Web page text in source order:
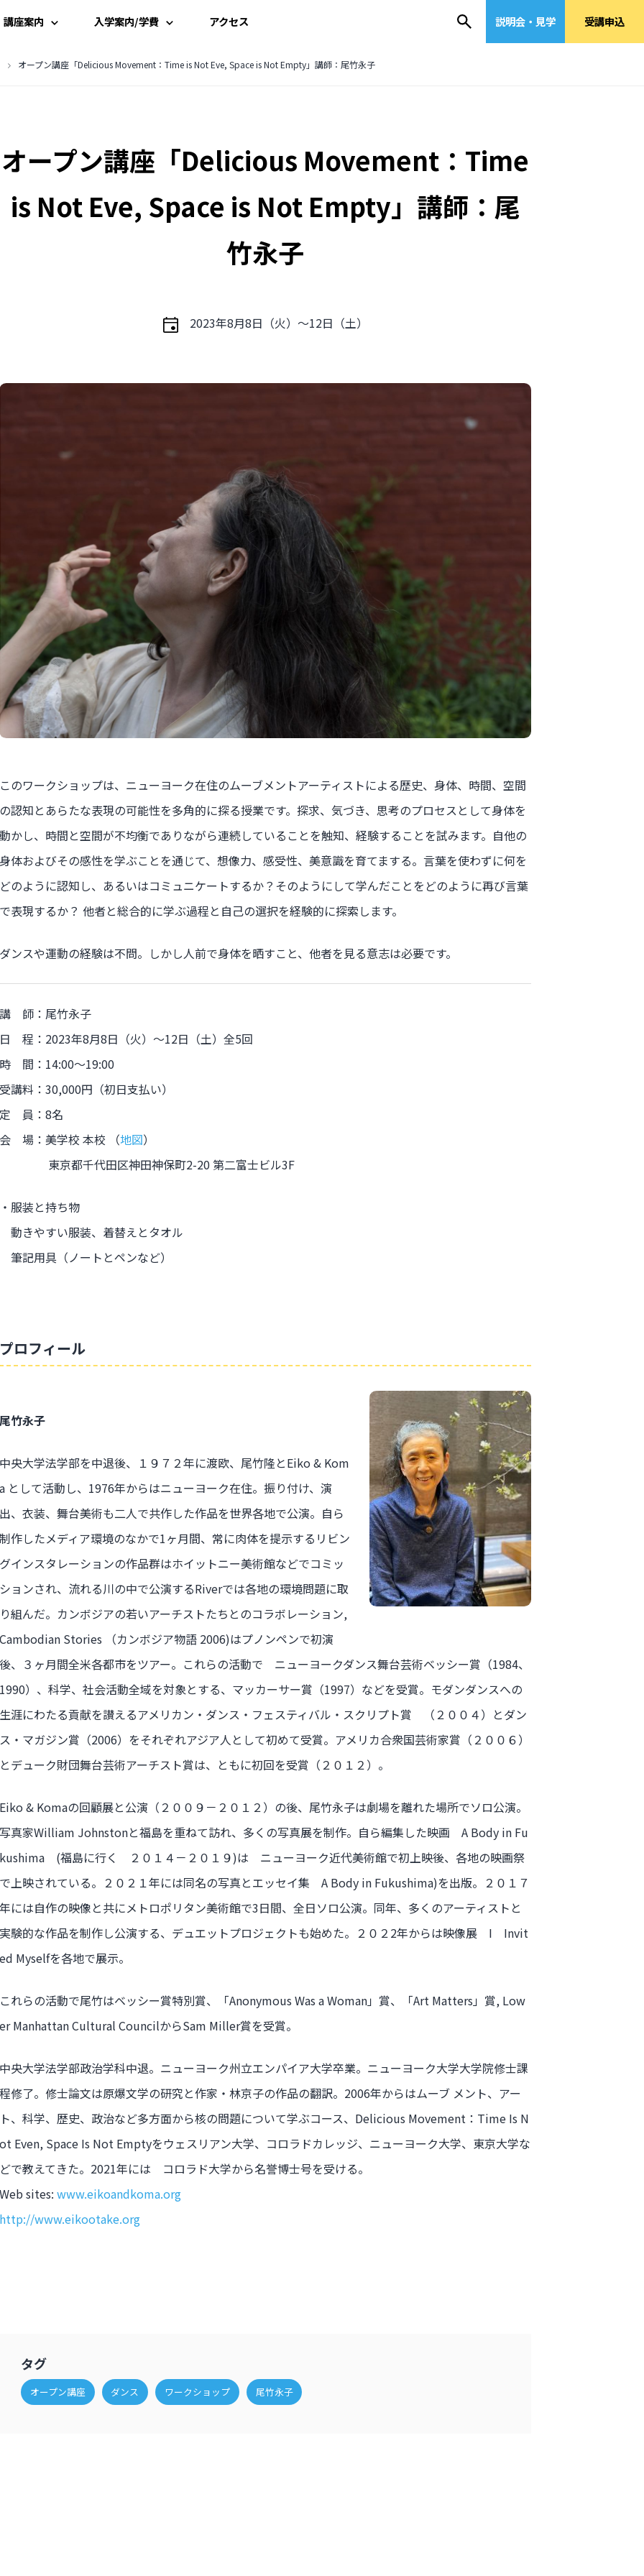
講座案内
講座一覧
講師一覧
入学案内/学費
入学案内
説明会・見学
アクセス 説明会・見学 受講申込
オープン講座「Delicious Movement：Time is Not Eve, Space is Not Empty」講師：尾竹永子
オープン講座「Delicious Movement：Time
is Not Eve, Space is Not Empty」講師：尾
竹永子
2023年8月8日（火）〜12日（土）
このワークショップは、ニューヨーク在住のムーブメントアーティストによる歴史、身体、時間、空間
の認知とあらたな表現の可能性を多角的に探る授業です。探求、気づき、思考のプロセスとして身体を
動かし、時間と空間が不均衡でありながら連続していることを触知、経験することを試みます。自他の
身体およびその感性を学ぶことを通じて、想像力、感受性、美意識を育てまする。言葉を使わずに何を
どのように認知し、あるいはコミュニケートするか？そのようにして学んだことをどのように再び言葉
で表現するか？ 他者と総合的に学ぶ過程と自己の選択を経験的に探索します。
ダンスや運動の経験は不問。しかし人前で身体を晒すこと、他者を見る意志は必要です。
講 師：尾竹永子
日 程：2023年8月8日（火）〜12日（土）全5回
時 間：14:00〜19:00
受講料：30,000円（初日支払い）
定 員：8名
会 場：美学校 本校 （地図）
東京都千代田区神田神保町2-20 第二富士ビル3F
・服装と持ち物
動きやすい服装、着替えとタオル
筆記用具（ノートとペンなど）
プロフィール
尾竹永子
中央大学法学部を中退後、１９７２年に渡欧、尾竹隆とEiko & Kom
a として活動し、1976年からはニューヨーク在住。振り付け、演
出、衣装、舞台美術も二人で共作した作品を世界各地で公演。自ら
制作したメディア環境のなかで1ヶ月間、常に肉体を提示するリビン
グインスタレーションの作品群はホイットニー美術館などでコミッ
ションされ、流れる川の中で公演するRiverでは各地の環境問題に取
り組んだ。カンボジアの若いアーチストたちとのコラボレーション,
Cambodian Stories （カンボジア物語 2006)はプノンペンで初演
後、３ヶ月間全米各都市をツアー。これらの活動で ニューヨークダンス舞台芸術ベッシー賞（1984、
1990）、科学、社会活動全域を対象とする、マッカーサー賞（1997）などを受賞。モダンダンスへの
生涯にわたる貢献を讃えるアメリカン・ダンス・フェスティバル・スクリプト賞 （２００４）とダン
ス・マガジン賞（2006）をそれぞれアジア人として初めて受賞。アメリカ合衆国芸術家賞（２００６）
とデューク財団舞台芸術アーチスト賞は、ともに初回を受賞（２０１２）。
Eiko & Komaの回顧展と公演（２００９－２０１２）の後、尾竹永子は劇場を離れた場所でソロ公演。
写真家William Johnstonと福島を重ねて訪れ、多くの写真展を制作。自ら編集した映画 A Body in Fu
kushima (福島に行く ２０１４－２０１９)は ニューヨーク近代美術館で初上映後、各地の映画祭
で上映されている。２０２１年には同名の写真とエッセイ集 A Body in Fukushima)を出版。２０１７
年には自作の映像と共にメトロポリタン美術館で3日間、全日ソロ公演。同年、多くのアーティストと
実験的な作品を制作し公演する、デュエットプロジェクトも始めた。２０２2年からは映像展 I Invit
ed Myselfを各地で展示。
これらの活動で尾竹はベッシー賞特別賞、「Anonymous Was a Woman」賞、「Art Matters」賞, Low
er Manhattan Cultural CouncilからSam Miller賞を受賞。
中央大学法学部政治学科中退。ニューヨーク州立エンパイア大学卒業。ニューヨーク大学大学院修士課
程修了。修士論文は原爆文学の研究と作家・林京子の作品の翻訳。2006年からはムーブ メント、アー
ト、科学、歴史、政治など多方面から核の問題について学ぶコース、Delicious Movement：Time Is N
ot Even, Space Is Not Emptyをウェスリアン大学、コロラドカレッジ、ニューヨーク大学、東京大学な
どで教えてきた。2021年には コロラド大学から名誉博士号を受ける。
Web sites: www.eikoandkoma.org
http://www.eikootake.org
タグ
オープン講座 ダンス ワークショップ 尾竹永子